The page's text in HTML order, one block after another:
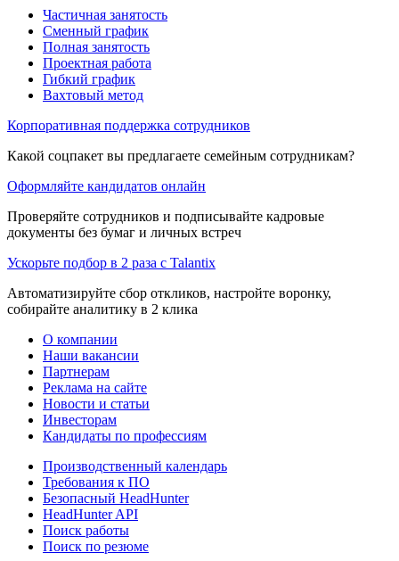
Частичная занятость
Сменный график
Полная занятость
Проектная работа
Гибкий график
Вахтовый метод
Корпоративная поддержка сотрудников
Какой соцпакет вы предлагаете семейным сотрудникам?
Оформляйте кандидатов онлайн
Проверяйте сотрудников и подписывайте кадровые
документы без бумаг и личных встреч
Ускорьте подбор в 2 раза с Talantix
Автоматизируйте сбор откликов, настройте воронку,
собирайте аналитику в 2 клика
О компании
Наши вакансии
Партнерам
Реклама на сайте
Новости и статьи
Инвесторам
Кандидаты по профессиям
Производственный календарь
Требования к ПО
Безопасный HeadHunter
HeadHunter API
Поиск работы
Поиск по резюме